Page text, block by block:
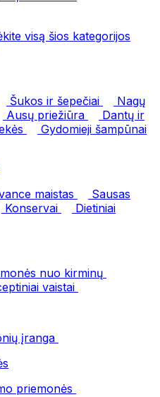
visą šios kategorijos
Šukos ir šepečiai
Nagų
Ausų priežiūra
Dantų ir
Gydomieji šampūnai
maistas
Sausas
Konservai
Dietiniai
nuo kirminų
vaistai
įranga
priemonės